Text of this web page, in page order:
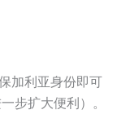
加利亚身份即可
步扩大便利）。